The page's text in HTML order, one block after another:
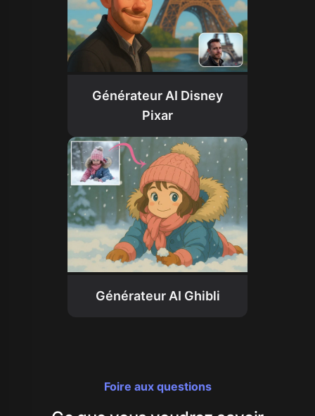
Générateur AI Disney
Pixar
Générateur AI Ghibli
Foire aux questions